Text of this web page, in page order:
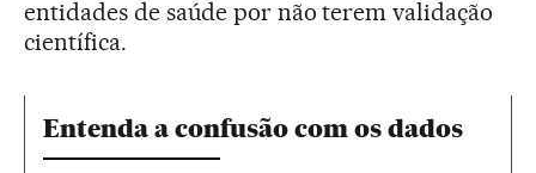
entidades de saúde por não terem validação
científica.
Entenda a confusão com os dados